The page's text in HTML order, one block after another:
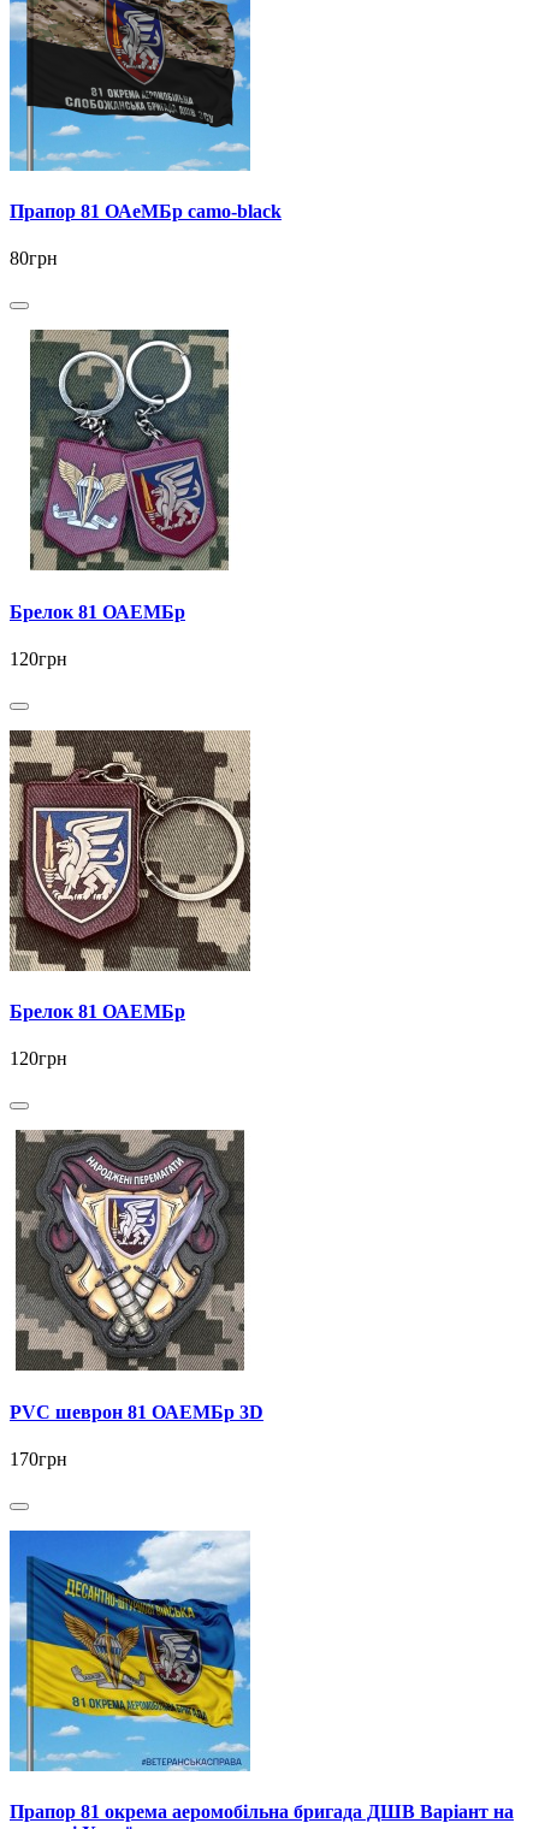
Прапор 81 ОАеМБр camo-black
80грн
Брелок 81 ОАЕМБр
120грн
Брелок 81 ОАЕМБр
120грн
PVC шеврон 81 ОАЕМБр 3D
170грн
Прапор 81 окрема аеромобільна бригада ДШВ Варіант на